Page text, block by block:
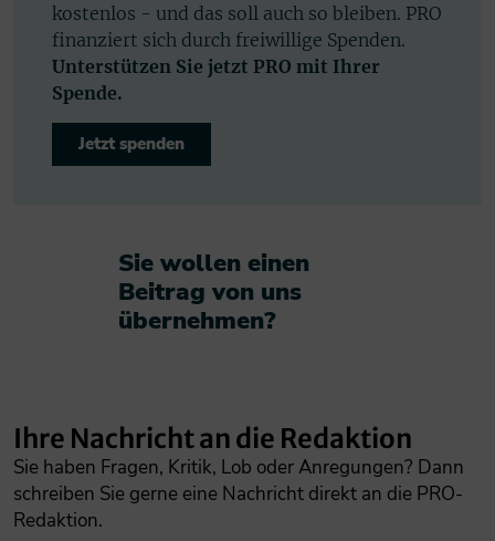
kostenlos - und das soll auch so bleiben. PRO
finanziert sich durch freiwillige Spenden.
Unterstützen Sie jetzt PRO mit Ihrer
Spende.
Jetzt spenden
Sie wollen einen
Beitrag von uns
übernehmen?​
Ihre Nachricht an die Redaktion
Sie haben Fragen, Kritik, Lob oder Anregungen? Dann
schreiben Sie gerne eine Nachricht direkt an die PRO-
Redaktion.